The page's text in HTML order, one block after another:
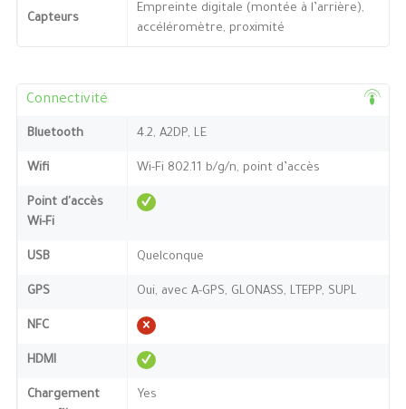
Capteurs
Empreinte digitale (montée à l’arrière),
accéléromètre, proximité
Connectivité
Bluetooth 4.2, A2DP, LE
Wifi Wi-Fi 802.11 b/g/n, point d’accès
Point d'accès
Wi-Fi
USB Quelconque
GPS Oui, avec A-GPS, GLONASS, LTEPP, SUPL
NFC
HDMI
Chargement
Yes